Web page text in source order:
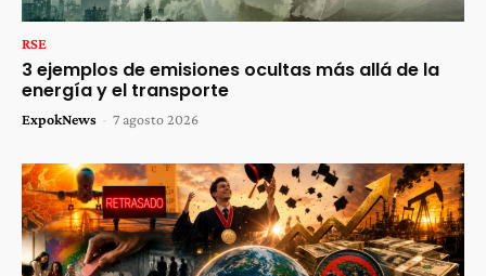
RSE
3 ejemplos de emisiones ocultas más allá de la
energía y el transporte
ExpokNews - 7 agosto 2026